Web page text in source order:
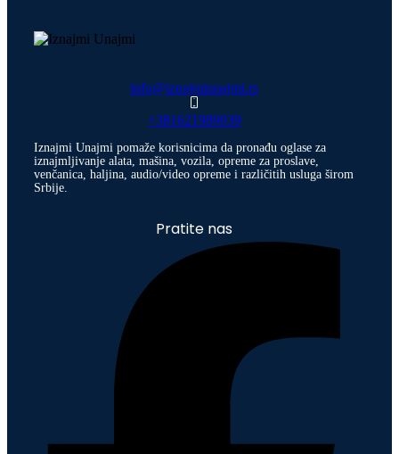
info@iznajmiunajmi.rs
+381621989039
Iznajmi Unajmi pomaže korisnicima da pronađu oglase za
iznajmljivanje alata, mašina, vozila, opreme za proslave,
venčanica, haljina, audio/video opreme i različitih usluga širom
Srbije.
Pratite nas